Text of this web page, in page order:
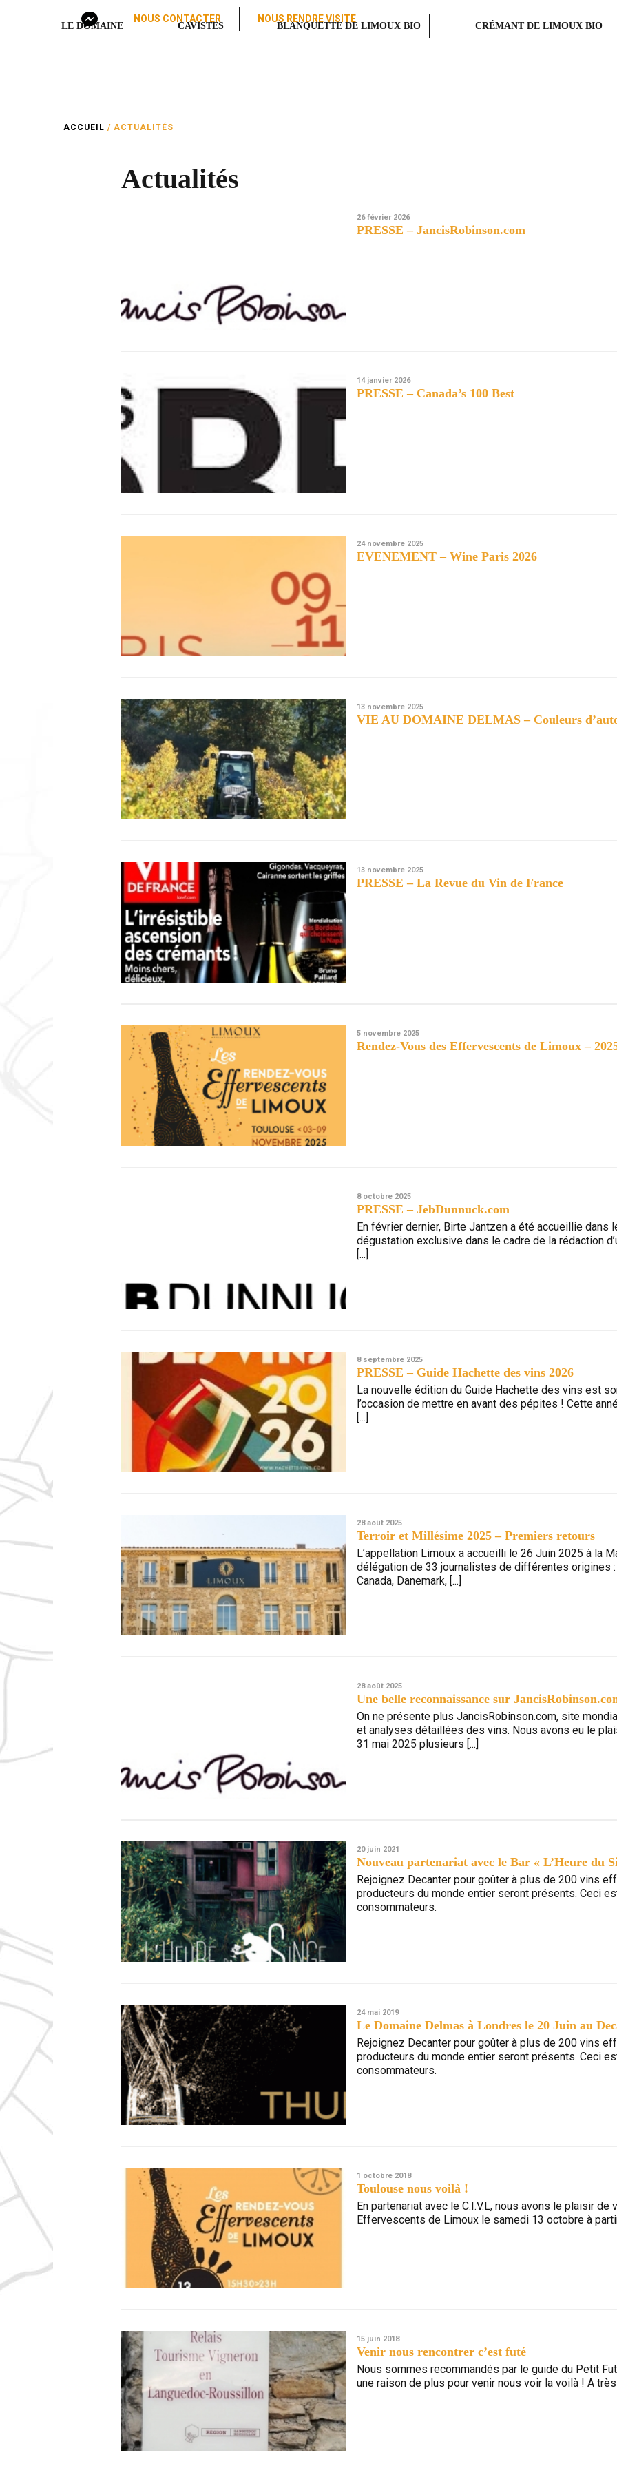
NOUS CONTACTER NOUS RENDRE VISITE
LE DOMAINE CAVISTES BLANQUETTE DE LIMOUX BIO CRÉMANT DE LIMOUX BIO
ACCUEIL / ACTUALITÉS
Actualités
26 février 2026
PRESSE – JancisRobinson.com
14 janvier 2026
PRESSE – Canada’s 100 Best
24 novembre 2025
EVENEMENT – Wine Paris 2026
13 novembre 2025
VIE AU DOMAINE DELMAS – Couleurs
13 novembre 2025
PRESSE – La Revue du Vin de France
5 novembre 2025
Rendez-Vous des Effervescents de Limoux –
8 octobre 2025
PRESSE – JebDunnuck.com
En février dernier, Birte Jantzen a été accueillie dans
dégustation exclusive dans le cadre de la rédaction
[...]
8 septembre 2025
PRESSE – Guide Hachette des vins 2026
La nouvelle édition du Guide Hachette des vins est
l’occasion de mettre en avant des pépites ! Cette
[...]
28 août 2025
Terroir et Millésime 2025 – Premiers retours
L’appellation Limoux a accueilli le 26 Juin 2025 à la
délégation de 33 journalistes de différentes origines :
Canada, Danemark, [...]
28 août 2025
Une belle reconnaissance sur
On ne présente plus JancisRobinson.com, site
et analyses détaillées des vins. Nous avons eu le
31 mai 2025 plusieurs [...]
20 juin 2021
Nouveau partenariat avec le Bar « L’Heure du
Rejoignez Decanter pour goûter à plus de 200 vins
producteurs du monde entier seront présents. Ceci
consommateurs.
24 mai 2019
Le Domaine Delmas à Londres le 20 Juin au
Rejoignez Decanter pour goûter à plus de 200 vins
producteurs du monde entier seront présents. Ceci
consommateurs.
1 octobre 2018
Toulouse nous voilà !
En partenariat avec le C.I.V.L, nous avons le plaisir
Effervescents de Limoux le samedi 13 octobre à
15 juin 2018
Venir nous rencontrer c’est futé
Nous sommes recommandés par le guide du Petit
une raison de plus pour venir nous voir la voilà ! A